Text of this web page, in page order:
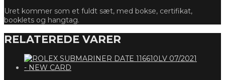
Uret kommer som et fuldt sæt, med bokse, certifikat,
booklets og hangtag.
RELATEREDE VARER